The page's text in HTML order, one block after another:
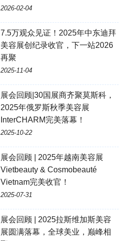
2026-02-04
7.5万观众见证！2025年中东迪拜
美容展创纪录收官，下一站2026
再聚
2025-11-04
展会回顾|30国展商齐聚莫斯科，
2025年俄罗斯秋季美容展
InterCHARM完美落幕！
2025-10-22
展会回顾 | 2025年越南美容展
Vietbeauty & Cosmobeauté
Vietnam完美收官！
2025-07-31
展会回顾 | 2025拉斯维加斯美容
展圆满落幕，全球美业，巅峰相